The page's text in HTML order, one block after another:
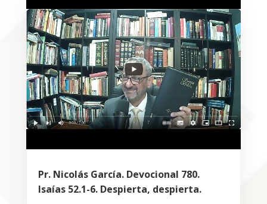
Pr. Nicolás García. Devocional 780.
Isaías 52.1-6. Despierta, despierta.